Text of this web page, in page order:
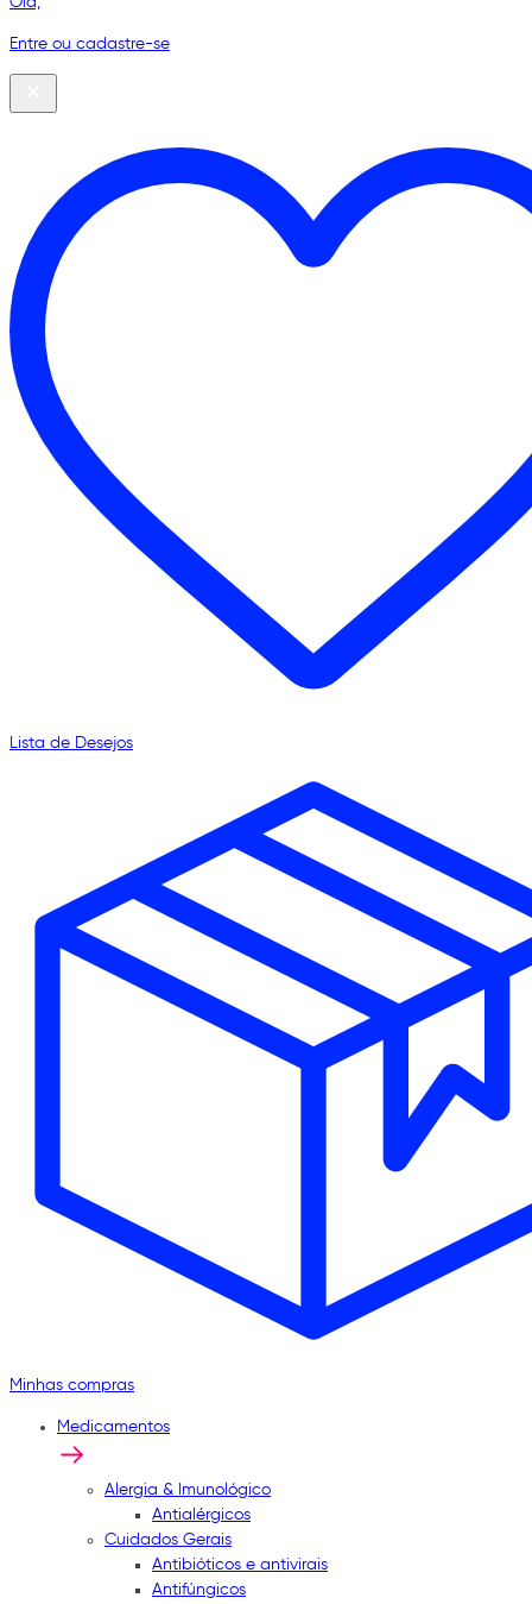
Entre ou cadastre-se
Lista de Desejos
Minhas compras
Medicamentos
Alergia & Imunológico
Antialérgicos
Cuidados Gerais
Antibióticos e antivirais
Antifúngicos